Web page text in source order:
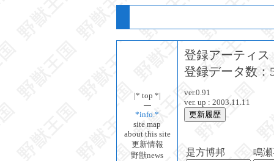
|* top *|
*info.*
site map
about this site
更新情報
野獣news
登録アーティス
登録データ数：
ver.0.91
ver. up : 2003.11.11
是方博邦 鳴